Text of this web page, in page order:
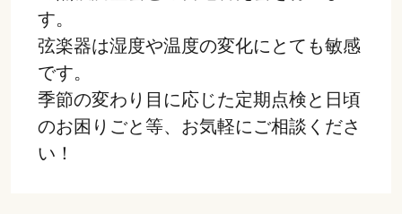
す。
弦楽器は湿度や温度の変化にとても敏感
です。
季節の変わり目に応じた定期点検と日頃
のお困りごと等、お気軽にご相談くださ
い！